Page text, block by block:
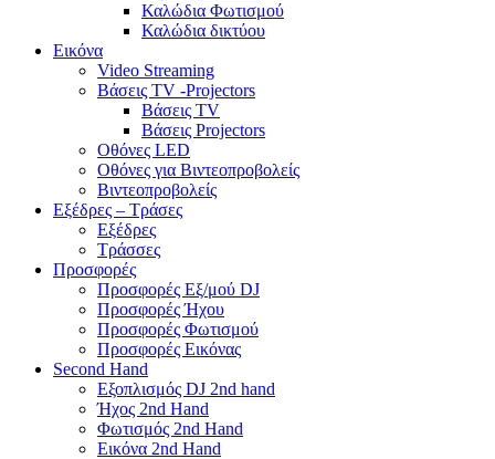
Καλώδια Φωτισμού
Καλώδια δικτύου
Εικόνα
Video Streaming
Βάσεις TV -Projectors
Βάσεις TV
Βάσεις Projectors
Οθόνες LED
Οθόνες για Βιντεοπροβολείς
Βιντεοπροβολείς
Εξέδρες – Τράσες
Εξέδρες
Τράσσες
Προσφορές
Προσφορές Εξ/μού DJ
Προσφορές Ήχου
Προσφορές Φωτισμού
Προσφορές Εικόνας
Second Hand
Εξοπλισμός DJ 2nd hand
Ήχος 2nd Hand
Φωτισμός 2nd Hand
Εικόνα 2nd Hand